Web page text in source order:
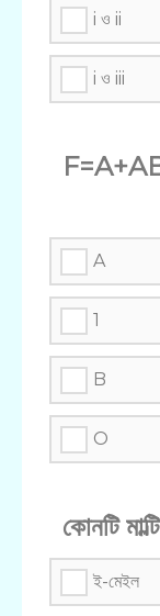
i ও ii
i ও iii
A
1
B
O
কোনটি
ই-মেইল